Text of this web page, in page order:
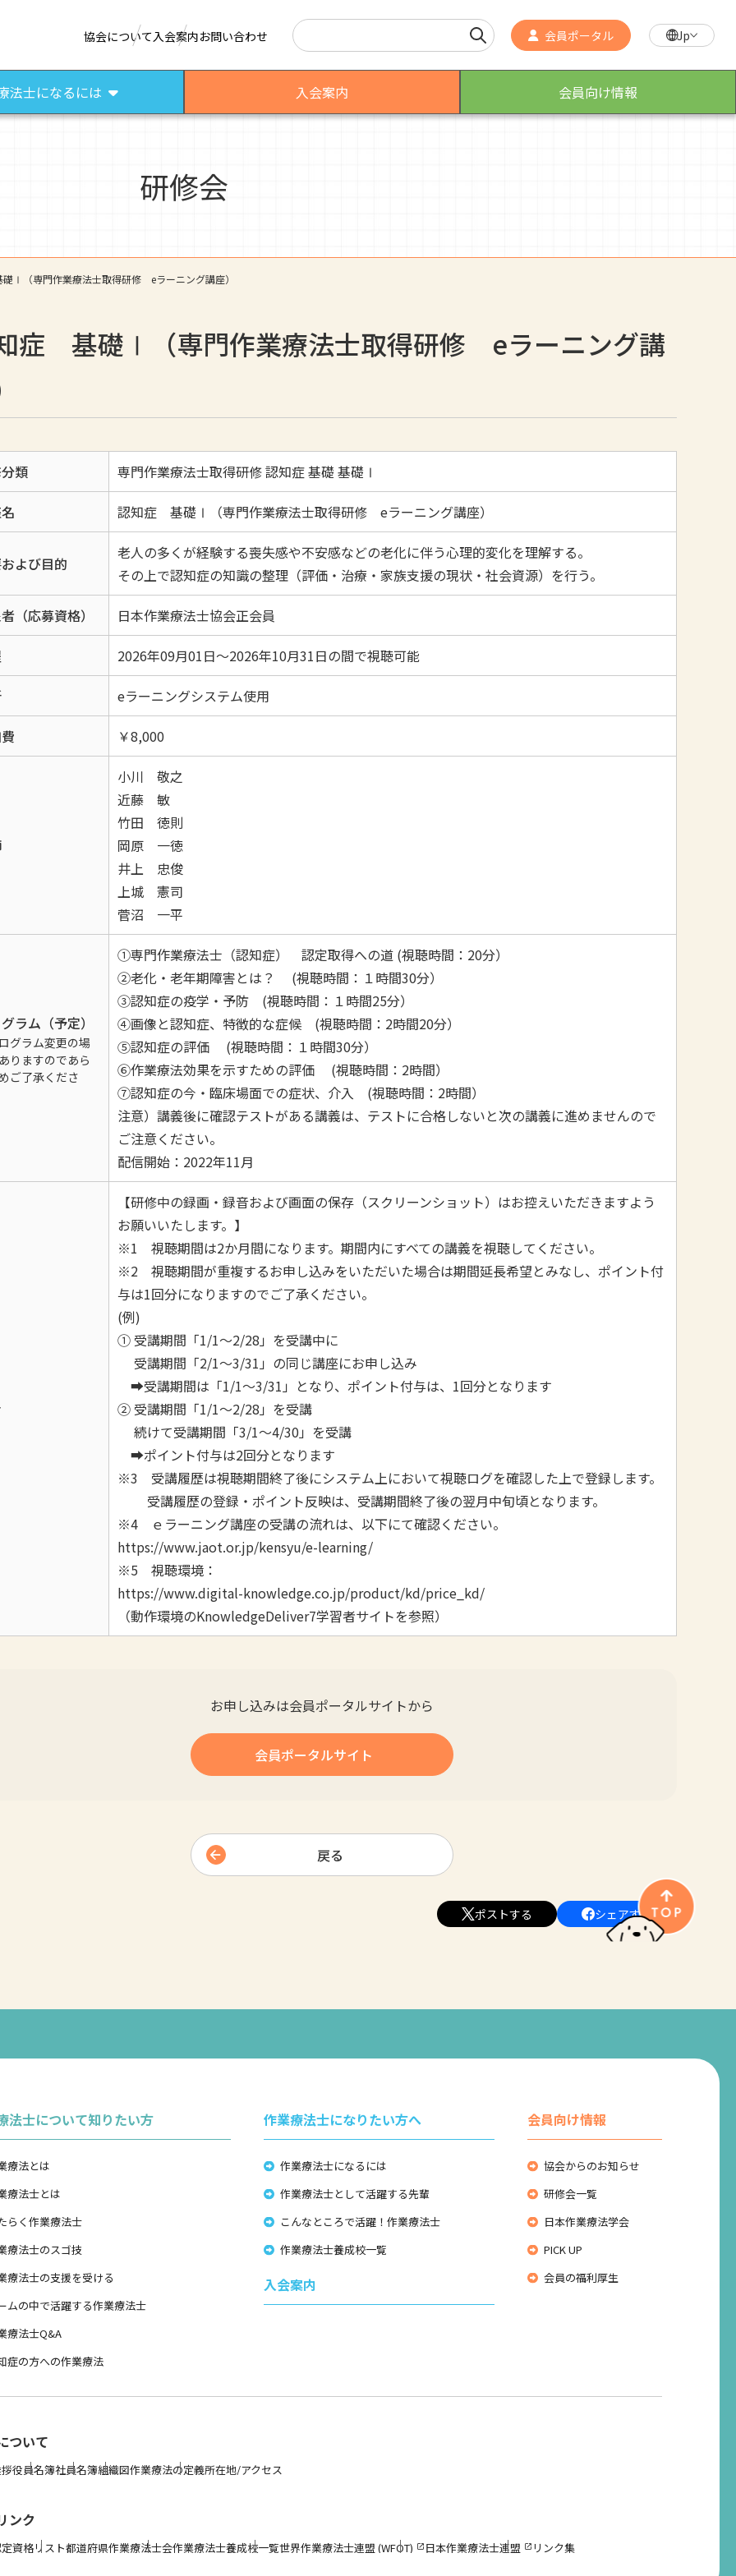
協会について 入会案内お問い合わせ 検索 会員ポータル Jp
さまざまな作業療法場面
法士になるには 入会案内 会員向け情報
研修会
Ⅰ（専門作業療法士取得研修 eラーニング講座）
症 基礎Ⅰ（専門作業療法士取得研修 eラーニング講
類 専門作業療法士取得研修 認知症 基礎 基礎Ⅰ
認知症 基礎Ⅰ（専門作業療法士取得研修 eラーニング講座）
よび目的
老人の多くが経験する喪失感や不安感などの老化に伴う心理的変化を理解する。
その上で認知症の知識の整理（評価・治療・家族支援の現状・社会資源）を行う。
（応募資格） 日本作業療法士協会正会員
2026年09月01日～2026年10月31日の間で視聴可能
eラーニングシステム使用
￥8,000
小川 敬之
近藤 敏
竹田 徳則
岡原 一徳
井上 忠俊
上城 憲司
菅沼 一平
ラム（予定）
グラム変更の場
りますのであら
ご了承くださ
①専門作業療法士（認知症） 認定取得への道 (視聴時間：20分）
②老化・老年期障害とは？ (視聴時間：１時間30分）
③認知症の疫学・予防 (視聴時間：１時間25分）
④画像と認知症、特徴的な症候 (視聴時間：2時間20分）
⑤認知症の評価 (視聴時間：１時間30分）
⑥作業療法効果を示すための評価 (視聴時間：2時間）
⑦認知症の今・臨床場面での症状、介入 (視聴時間：2時間）
注意）講義後に確認テストがある講義は、テストに合格しないと次の講義に進めませんので
ご注意ください。
配信開始：2022年11月
【研修中の録画・録音および画面の保存（スクリーンショット）はお控えいただきますよう
お願いいたします。】
※1 視聴期間は2か月間になります。期間内にすべての講義を視聴してください。
※2 視聴期間が重複するお申し込みをいただいた場合は期間延長希望とみなし、ポイント付
与は1回分になりますのでご了承ください。
(例)
① 受講期間「1/1～2/28」を受講中に
受講期間「2/1～3/31」の同じ講座にお申し込み
➡受講期間は「1/1～3/31」となり、ポイント付与は、1回分となります
② 受講期間「1/1～2/28」を受講
続けて受講期間「3/1～4/30」を受講
➡ポイント付与は2回分となります
※3 受講履歴は視聴期間終了後にシステム上において視聴ログを確認した上で登録します。
受講履歴の登録・ポイント反映は、受講期間終了後の翌月中旬頃となります。
※4 ｅラーニング講座の受講の流れは、以下にて確認ください。
https://www.jaot.or.jp/kensyu/e-learning/
※5 視聴環境：
https://www.digital-knowledge.co.jp/product/kd/price_kd/
（動作環境のKnowledgeDeliver7学習者サイトを参照）
お申し込みは会員ポータルサイトから
会員ポータルサイト
戻る
ポストする シェアする
法士について知りたい方
療法とは
療法士とは
らく作業療法士
療法士のスゴ技
療法士の支援を受ける
ムの中で活躍する作業療法士
療法士Q&A
症の方への作業療法
作業療法士になりたい方へ
作業療法士になるには
作業療法士として活躍する先輩
こんなところで活躍！作業療法士
作業療法士養成校一覧
入会案内
会員向け情報
協会からのお知らせ
研修会一覧
日本作業療法学会
PICK UP
会員の福利厚生
ついて
役員名簿社員名簿組織図作業療法の定義所在地/アクセス
ンク
資格リスト都道府県作業療法士会作業療法士養成校一覧世界作業療法士連盟 (WFOT) 日本作業療法士連盟 リンク集